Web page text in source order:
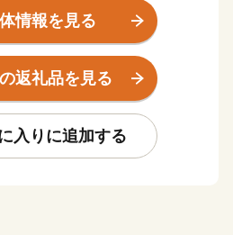
いまちです。
し、ちょっと知名度が低いかも
、良いまちなんです。
から90分。
の丸インターチェンジもあり、
情報を見る
返礼品を見る
入りに追加する